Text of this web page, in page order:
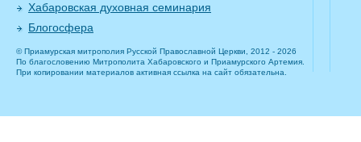
Хабаровская духовная семинария
Блогосфера
© Приамурская митрополия Русской Православной Церкви, 2012 - 2026
По благословению Митрополита Хабаровского и Приамурского Артемия.
При копировании материалов активная ссылка на сайт обязательна.